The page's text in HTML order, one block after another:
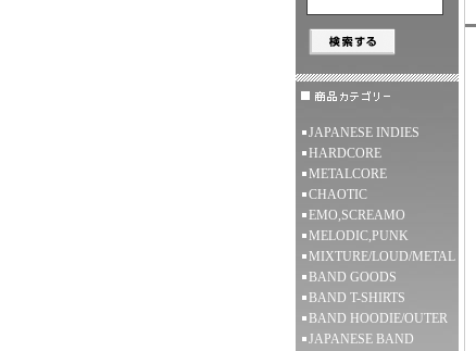
JAPANESE INDIES
HARDCORE
METALCORE
CHAOTIC
EMO,SCREAMO
MELODIC,PUNK
MIXTURE/LOUD/METAL
BAND GOODS
BAND T-SHIRTS
BAND HOODIE/OUTER
JAPANESE BAND